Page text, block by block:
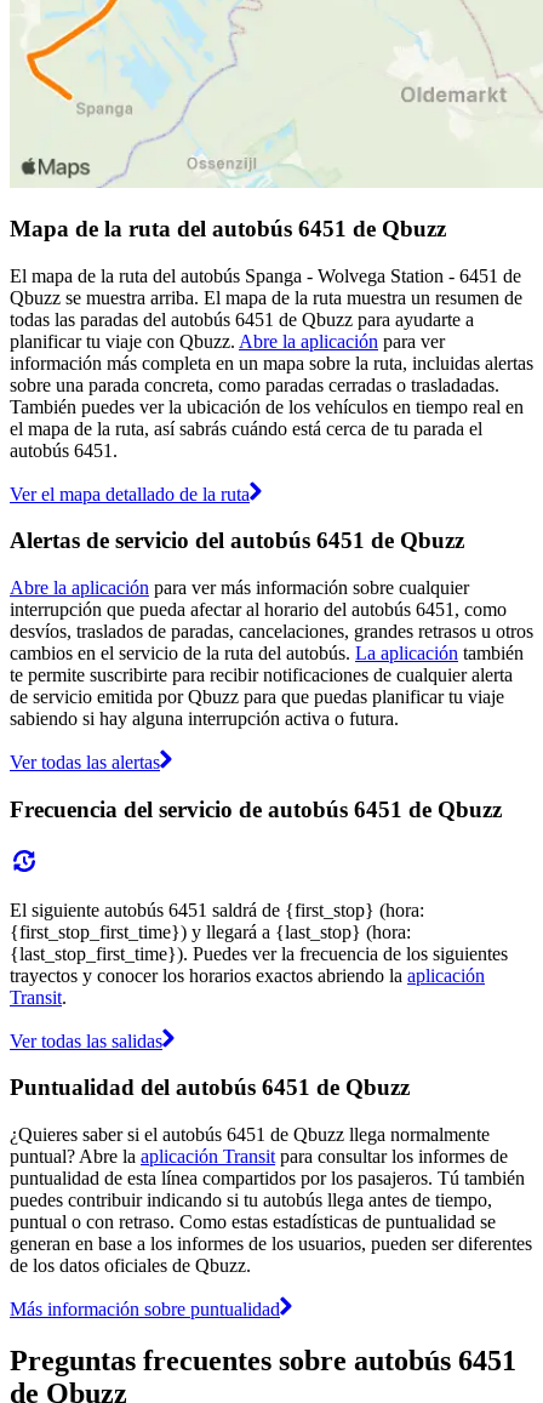
Mapa de la ruta del autobús 6451 de Qbuzz
El mapa de la ruta del autobús Spanga - Wolvega Station - 6451 de
Qbuzz se muestra arriba. El mapa de la ruta muestra un resumen de
todas las paradas del autobús 6451 de Qbuzz para ayudarte a
planificar tu viaje con Qbuzz. Abre la aplicación para ver
información más completa en un mapa sobre la ruta, incluidas alertas
sobre una parada concreta, como paradas cerradas o trasladadas.
También puedes ver la ubicación de los vehículos en tiempo real en
el mapa de la ruta, así sabrás cuándo está cerca de tu parada el
autobús 6451.
Ver el mapa detallado de la ruta
Alertas de servicio del autobús 6451 de Qbuzz
Abre la aplicación para ver más información sobre cualquier
interrupción que pueda afectar al horario del autobús 6451, como
desvíos, traslados de paradas, cancelaciones, grandes retrasos u otros
cambios en el servicio de la ruta del autobús. La aplicación también
te permite suscribirte para recibir notificaciones de cualquier alerta
de servicio emitida por Qbuzz para que puedas planificar tu viaje
sabiendo si hay alguna interrupción activa o futura.
Ver todas las alertas
Frecuencia del servicio de autobús 6451 de Qbuzz
El siguiente autobús 6451 saldrá de {first_stop} (hora:
{first_stop_first_time}) y llegará a {last_stop} (hora:
{last_stop_first_time}). Puedes ver la frecuencia de los siguientes
trayectos y conocer los horarios exactos abriendo la aplicación
Transit.
Ver todas las salidas
Puntualidad del autobús 6451 de Qbuzz
¿Quieres saber si el autobús 6451 de Qbuzz llega normalmente
puntual? Abre la aplicación Transit para consultar los informes de
puntualidad de esta línea compartidos por los pasajeros. Tú también
puedes contribuir indicando si tu autobús llega antes de tiempo,
puntual o con retraso. Como estas estadísticas de puntualidad se
generan en base a los informes de los usuarios, pueden ser diferentes
de los datos oficiales de Qbuzz.
Más información sobre puntualidad
Preguntas frecuentes sobre autobús 6451
de Qbuzz